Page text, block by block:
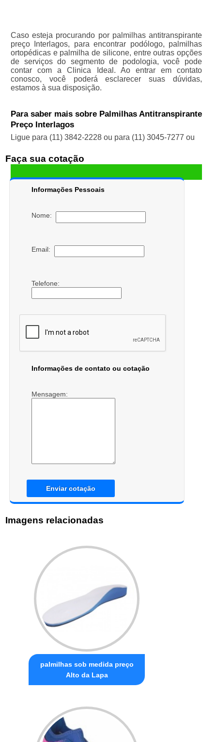
Caso esteja procurando por palmilhas antitranspirante
preço Interlagos, para encontrar podólogo, palmilhas
ortopédicas e palmilha de silicone, entre outras opções
de serviços do segmento de podologia, você pode
contar com a Clinica Ideal. Ao entrar em contato
conosco, você poderá esclarecer suas dúvidas,
estamos à sua disposição.
Para saber mais sobre Palmilhas Antitranspirante
Preço Interlagos
Ligue para (11) 3842-2228ou para (11) 3045-7277 ou
Faça sua cotação
Informações Pessoais
Nome:
Email:
Telefone:
Informações de contato ou cotação
Mensagem:
Enviar cotação
Imagens relacionadas
palmilhas sob medida preço
Alto da Lapa